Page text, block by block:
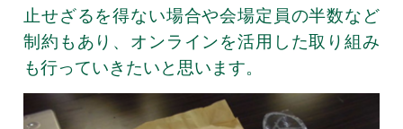
止せざるを得ない場合や会場定員の半数など
制約もあり、オンラインを活用した取り組み
も行っていきたいと思います。